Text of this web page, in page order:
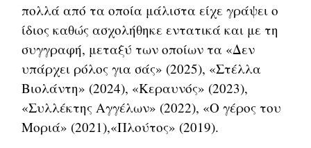
πολλά από τα οποία μάλιστα είχε γράψει ο
ίδιος καθώς ασχολήθηκε εντατικά και με τη
συγγραφή, μεταξύ των οποίων τα «Δεν
υπάρχει ρόλος για σάς» (2025), «Στέλλα
Βιολάντη» (2024), «Κεραυνός» (2023),
«Συλλέκτης Αγγέλων» (2022), «Ο γέρος του
Μοριά» (2021),«Πλούτος» (2019).